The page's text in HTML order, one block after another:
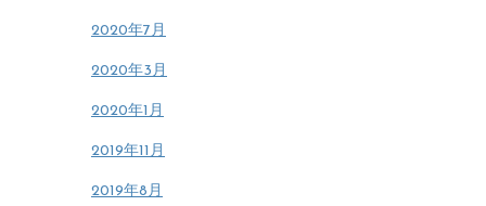
2020年7月
2020年3月
2020年1月
2019年11月
2019年8月